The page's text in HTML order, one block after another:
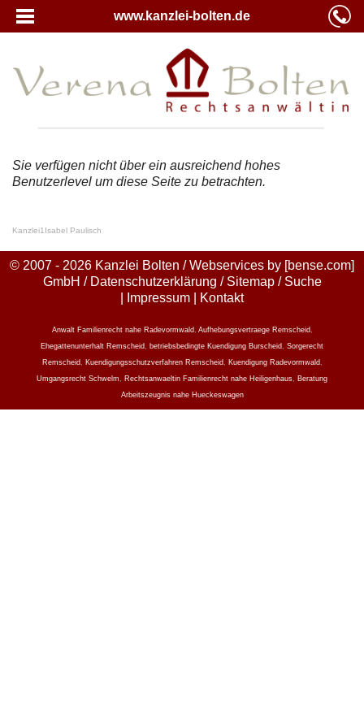
www.kanzlei-bolten.de
Sie verfügen nicht über ein ausreichend hohes
Benutzerlevel um diese Seite zu betrachten.
Kanzlei1 Isabel Paulisch
© 2007 - 2026 Kanzlei Bolten / Webservices by [bense.com]
GmbH / Datenschutzerklärung / Sitemap/ Suche
Impressum Kontakt
Anwalt Familienrecht nahe Radevormwald Aufhebungsvertraege Remscheid
Ehegattenunterhalt Remscheid
betriebsbedingte Kuendigung Burscheid
Sorgerecht
Remscheid
Kuendigungsschutzverfahren Remscheid Kuendigung Radevormwald
Umgangsrecht Schwelm
Rechtsanwaeltin Familienrecht nahe Heiligenhaus
Beratung
Arbeitszeugnis nahe Hueckeswagen